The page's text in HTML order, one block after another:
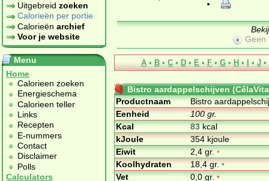
Uitgebreid zoeken
Calorieën per portie
Calorieën archief
Voor je website
Menu
Home
Calorieen zoeken
Energieschema
Calorieen teller
Links
Recepten
E-nummers
Contact
Disclaimer
Polls
Calculators
Geen
A • B • C • D • E • F • G • H • I • J •
Bistro aardappelschijven
Productnaam
Bistro
Eenheid
100 gr.
Kcal
83kcal
kJoule
354 kjoule
Eiwit
2,4 gr.•
Koolhydraten
18,4 gr.•
Vet
0,0 gr.•